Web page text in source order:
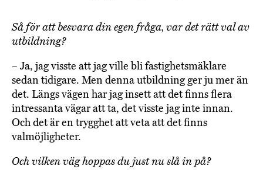
Så för att besvara din egen fråga, var det rätt val av
utbildning?
– Ja, jag visste att jag ville bli fastighetsmäklare
sedan tidigare. Men denna utbildning ger ju mer än
det. Längs vägen har jag insett att det finns flera
intressanta vägar att ta, det visste jag inte innan.
Och det är en trygghet att veta att det finns
valmöjligheter.
Och vilken väg hoppas du just nu slå in på?